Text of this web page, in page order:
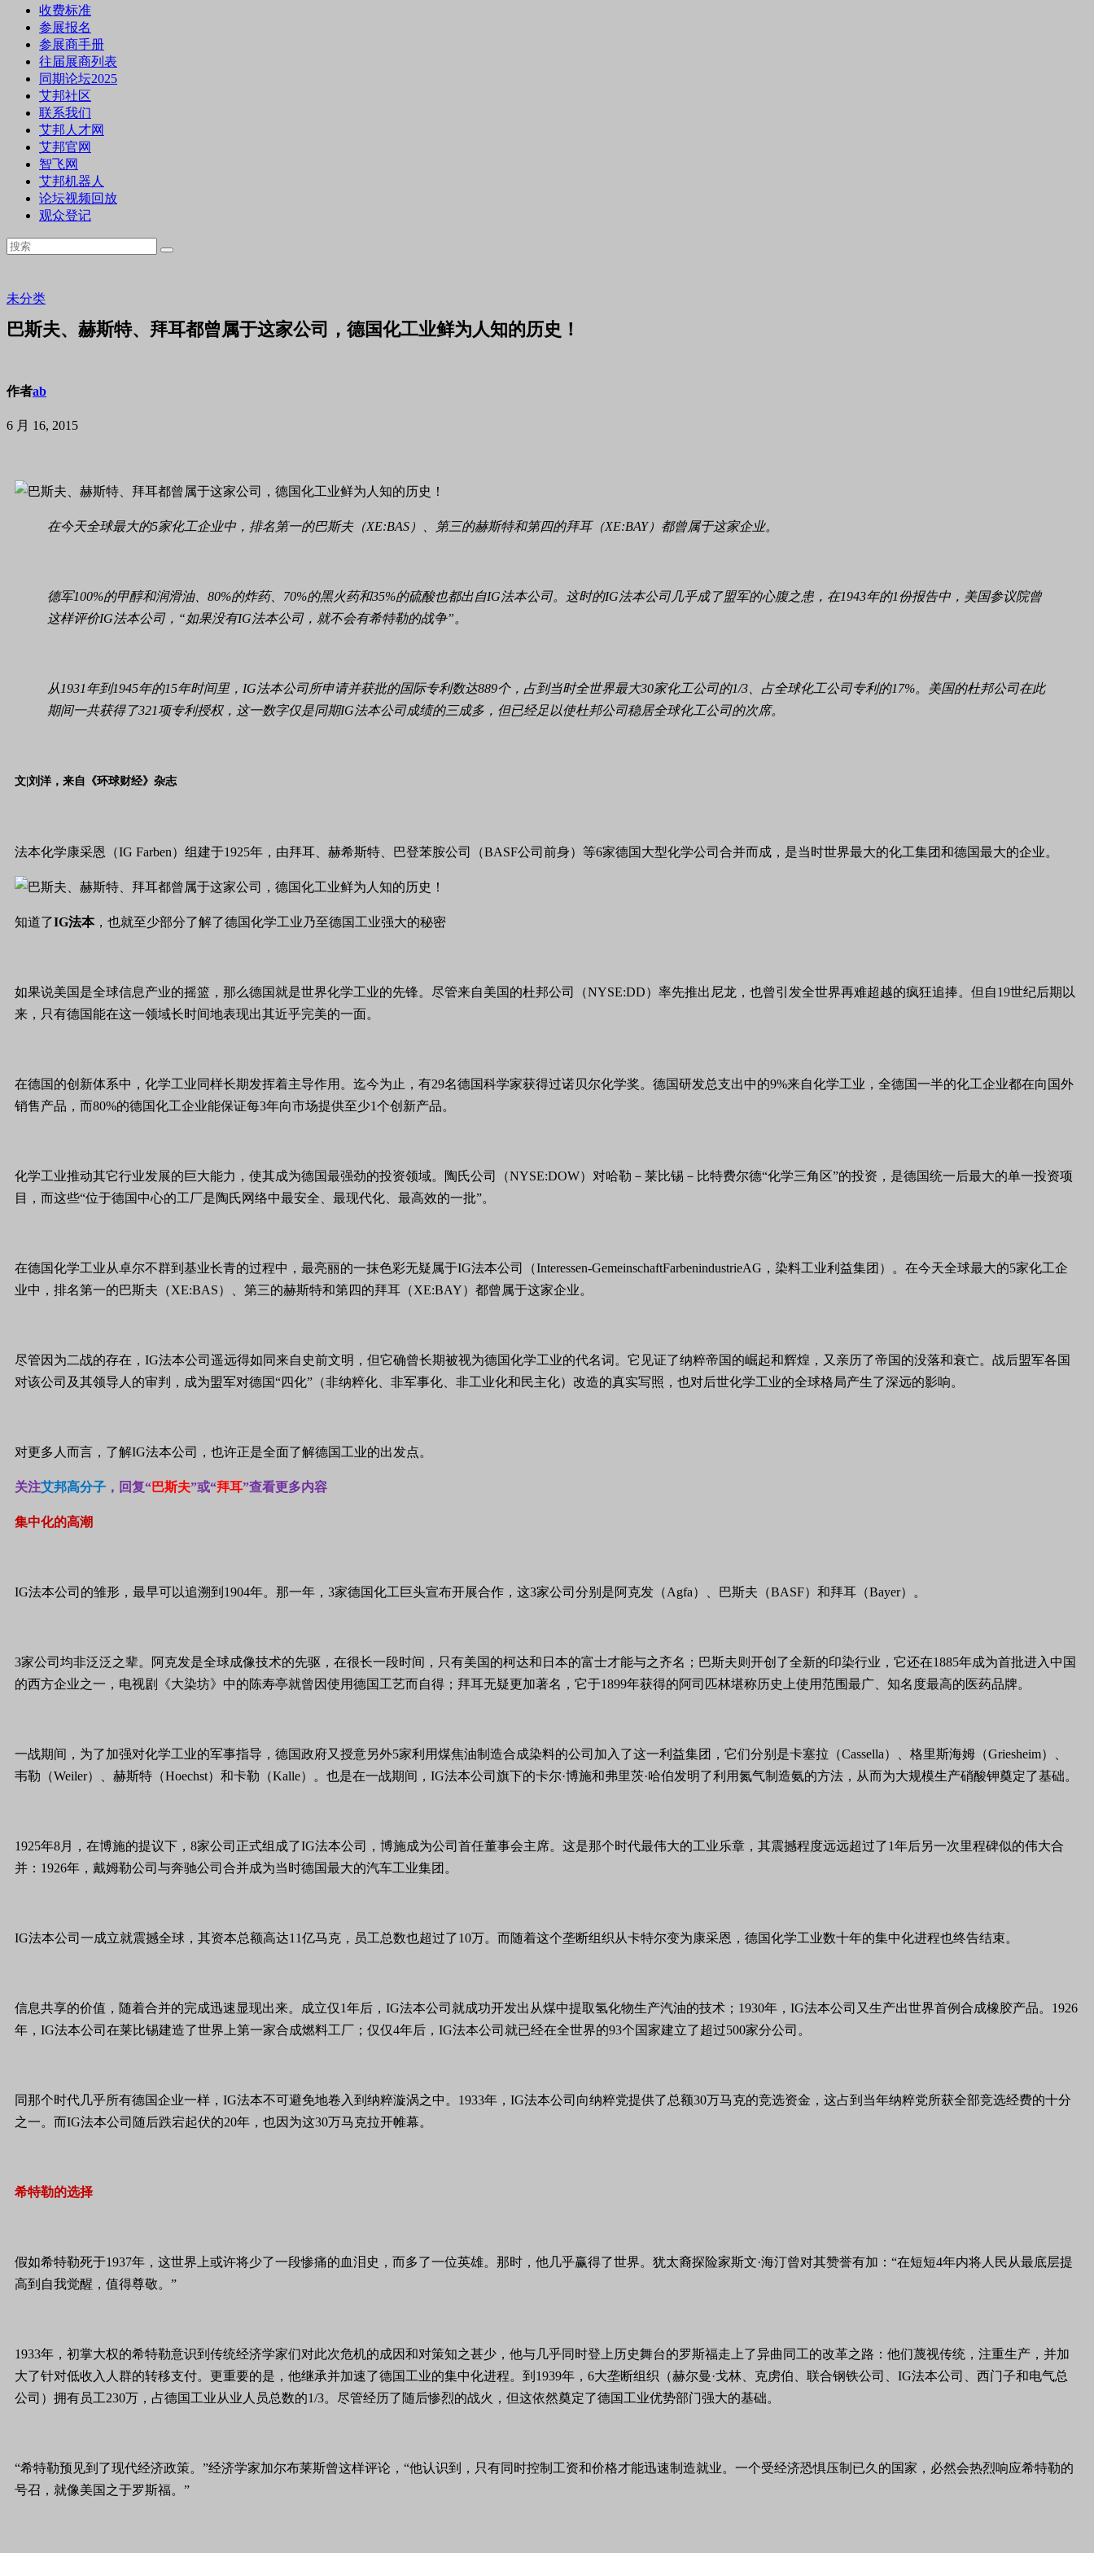
收费标准
参展报名
参展商手册
往届展商列表
同期论坛2025
艾邦社区
联系我们
艾邦人才网
艾邦官网
智飞网
艾邦机器人
论坛视频回放
观众登记
未分类
巴斯夫、赫斯特、拜耳都曾属于这家公司，德国化工业鲜为人知的历史！
作者ab
6 月 16, 2015
在今天全球最大的5家化工企业中，排名第一的巴斯夫（XE:BAS）、第三的赫斯特和第四的拜耳（XE:BAY）都曾属于这家企业。
德军100%的甲醇和润滑油、80%的炸药、70%的黑火药和35%的硫酸也都出自IG法本公司。这时的IG法本公司几乎成了盟军的心腹之患，在1943年的1份报告中，美国参议院曾
这样评价IG法本公司，“如果没有IG法本公司，就不会有希特勒的战争”。
从1931年到1945年的15年时间里，IG法本公司所申请并获批的国际专利数达889个，占到当时全世界最大30家化工公司的1/3、占全球化工公司专利的17%。美国的杜邦公司在此
期间一共获得了321项专利授权，这一数字仅是同期IG法本公司成绩的三成多，但已经足以使杜邦公司稳居全球化工公司的次席。
文| 刘洋， 来自《环球财经》杂志
法本化学康采恩（IG Farben）组建于1925年，由拜耳、赫希斯特、巴登苯胺公司（BASF公司前身）等6家德国大型化学公司合并而成，是当时世界最大的化工集团和德国最大的企业。
知道了IG法本，也就至少部分了解了德国化学工业乃至德国工业强大的秘密
如果说美国是全球信息产业的摇篮，那么德国就是世界化学工业的先锋。尽管来自美国的杜邦公司（NYSE:DD）率先推出尼龙，也曾引发全世界再难超越的疯狂追捧。但自19世纪后期以
来，只有德国能在这一领域长时间地表现出其近乎完美的一面。
在德国的创新体系中，化学工业同样长期发挥着主导作用。迄今为止，有29名德国科学家获得过诺贝尔化学奖。德国研发总支出中的9%来自化学工业，全德国一半的化工企业都在向国外
销售产品，而80%的德国化工企业能保证每3年向市场提供至少1个创新产品。
化学工业推动其它行业发展的巨大能力，使其成为德国最强劲的投资领域。陶氏公司（NYSE:DOW）对哈勒－莱比锡－比特费尔德“化学三角区”的投资，是德国统一后最大的单一投资项
目，而这些“位于德国中心的工厂是陶氏网络中最安全、最现代化、最高效的一批”。
在德国化学工业从卓尔不群到基业长青的过程中，最亮丽的一抹色彩无疑属于IG法本公司（Interessen-GemeinschaftFarbenindustrieAG，染料工业利益集团）。在今天全球最大的5家化工企
业中，排名第一的巴斯夫（XE:BAS）、第三的赫斯特和第四的拜耳（XE:BAY）都曾属于这家企业。
尽管因为二战的存在，IG法本公司遥远得如同来自史前文明，但它确曾长期被视为德国化学工业的代名词。它见证了纳粹帝国的崛起和辉煌，又亲历了帝国的没落和衰亡。战后盟军各国
对该公司及其领导人的审判，成为盟军对德国“四化”（非纳粹化、非军事化、非工业化和民主化）改造的真实写照，也对后世化学工业的全球格局产生了深远的影响。
对更多人而言，了解IG法本公司，也许正是全面了解德国工业的出发点。
关注艾邦高分子 ，回复“巴斯夫”或“拜耳”查看更多内容
集中化的高潮
IG法本公司的雏形，最早可以追溯到1904年。那一年，3家德国化工巨头宣布开展合作，这3家公司分别是阿克发（Agfa）、巴斯夫（BASF）和拜耳（Bayer）。
3家公司均非泛泛之辈。阿克发是全球成像技术的先驱，在很长一段时间，只有美国的柯达和日本的富士才能与之齐名；巴斯夫则开创了全新的印染行业，它还在1885年成为首批进入中国
的西方企业之一，电视剧《大染坊》中的陈寿亭就曾因使用德国工艺而自得；拜耳无疑更加著名，它于1899年获得的阿司匹林堪称历史上使用范围最广、知名度最高的医药品牌。
一战期间，为了加强对化学工业的军事指导，德国政府又授意另外5家利用煤焦油制造合成染料的公司加入了这一利益集团，它们分别是卡塞拉（Cassella）、格里斯海姆（Griesheim）、
韦勒（Weiler）、赫斯特（Hoechst）和卡勒（Kalle）。也是在一战期间，IG法本公司旗下的卡尔·博施和弗里茨·哈伯发明了利用氮气制造氨的方法，从而为大规模生产硝酸钾奠定了基础。
1925年8月，在博施的提议下，8家公司正式组成了IG法本公司，博施成为公司首任董事会主席。这是那个时代最伟大的工业乐章，其震撼程度远远超过了1年后另一次里程碑似的伟大合
并：1926年，戴姆勒公司与奔驰公司合并成为当时德国最大的汽车工业集团。
IG法本公司一成立就震撼全球，其资本总额高达11亿马克，员工总数也超过了10万。而随着这个垄断组织从卡特尔变为康采恩，德国化学工业数十年的集中化进程也终告结束。
信息共享的价值，随着合并的完成迅速显现出来。成立仅1年后，IG法本公司就成功开发出从煤中提取氢化物生产汽油的技术；1930年，IG法本公司又生产出世界首例合成橡胶产品。1926
年，IG法本公司在莱比锡建造了世界上第一家合成燃料工厂；仅仅4年后，IG法本公司就已经在全世界的93个国家建立了超过500家分公司。
同那个时代几乎所有德国企业一样，IG法本不可避免地卷入到纳粹漩涡之中。1933年，IG法本公司向纳粹党提供了总额30万马克的竞选资金，这占到当年纳粹党所获全部竞选经费的十分
之一。而IG法本公司随后跌宕起伏的20年，也因为这30万马克拉开帷幕。
希特勒的选择
假如希特勒死于1937年，这世界上或许将少了一段惨痛的血泪史，而多了一位英雄。那时，他几乎赢得了世界。犹太裔探险家斯文·海汀曾对其赞誉有加：“在短短4年内将人民从最底层提
高到自我觉醒，值得尊敬。”
1933年，初掌大权的希特勒意识到传统经济学家们对此次危机的成因和对策知之甚少，他与几乎同时登上历史舞台的罗斯福走上了异曲同工的改革之路：他们蔑视传统，注重生产，并加
大了针对低收入人群的转移支付。更重要的是，他继承并加速了德国工业的集中化进程。到1939年，6大垄断组织（赫尔曼·戈林、克虏伯、联合钢铁公司、IG法本公司、西门子和电气总
公司）拥有员工230万，占德国工业从业人员总数的1/3。尽管经历了随后惨烈的战火，但这依然奠定了德国工业优势部门强大的基础。
“希特勒预见到了现代经济政策。”经济学家加尔布莱斯曾这样评论，“他认识到，只有同时控制工资和价格才能迅速制造就业。一个受经济恐惧压制已久的国家，必然会热烈响应希特勒的
号召，就像美国之于罗斯福。”